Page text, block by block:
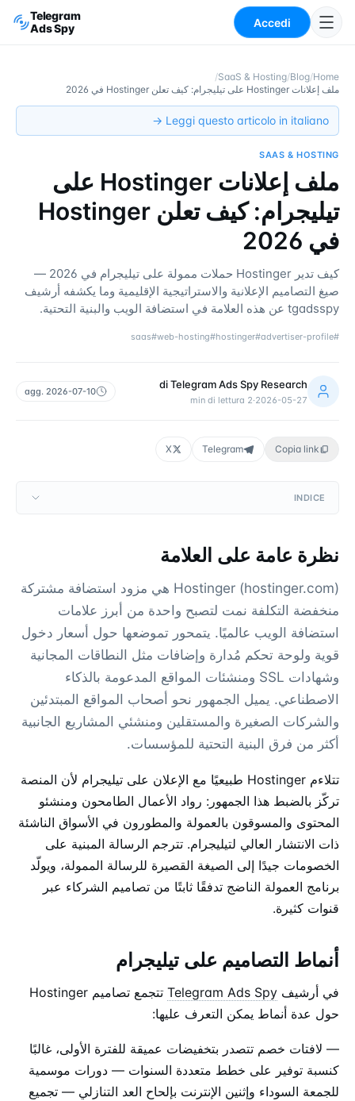
Telegram
Ads Spy
Accedi
Home
/
Blog
/
SaaS & Hosting
/
ملف إعلانات Hostinger على تيليجرام: كيف تعلن Hostinger في 2026
Leggi questo articolo in italiano →
SAAS & HOSTING
ملف إعلانات Hostinger على
تيليجرام: كيف تعلن Hostinger
في 2026
كيف تدير Hostinger حملات ممولة على تيليجرام في 2026 —
صيغ التصاميم الإعلانية والاستراتيجية الإقليمية وما يكشفه أرشيف
tgadsspy عن هذه العلامة في استضافة الويب والبنية التحتية.
#
advertiser-profile
#
hostinger
#
web-hosting
#
saas
diTelegram Ads Spy Research
2026-05-27
·
2
min di lettura
agg. 2026-07-10
Copia link
Telegram
X
INDICE
نظرة عامة على العلامة
Hostinger (hostinger.com) هي مزود استضافة مشتركة
منخفضة التكلفة نمت لتصبح واحدة من أبرز علامات
استضافة الويب عالميًا. يتمحور تموضعها حول أسعار دخول
قوية ولوحة تحكم مُدارة وإضافات مثل النطاقات المجانية
وشهادات SSL ومنشئات المواقع المدعومة بالذكاء
الاصطناعي. يميل الجمهور نحو أصحاب المواقع المبتدئين
والشركات الصغيرة والمستقلين ومنشئي المشاريع الجانبية
أكثر من فرق البنية التحتية للمؤسسات.
تتلاءم Hostinger طبيعيًا مع الإعلان على تيليجرام لأن المنصة
تركّز بالضبط هذا الجمهور: رواد الأعمال الطامحون ومنشئو
المحتوى والمسوقون بالعمولة والمطورون في الأسواق الناشئة
ذات الانتشار العالي لتيليجرام. تترجم الرسالة المبنية على
الخصومات جيدًا إلى الصيغة القصيرة للرسالة الممولة، ويولّد
برنامج العمولة الناضج تدفقًا ثابتًا من تصاميم الشركاء عبر
قنوات كثيرة.
أنماط التصاميم على تيليجرام
في أرشيف Telegram Ads Spy
تتجمع تصاميم Hostinger
حول عدة أنماط يمكن التعرف عليها:
— لافتات خصم تتصدر بتخفيضات عميقة للفترة الأولى، غالبًا
كنسبة توفير على خطط متعددة السنوات — دورات موسمية
للجمعة السوداء وإثنين الإنترنت بإلحاح العد التنازلي — تجميع